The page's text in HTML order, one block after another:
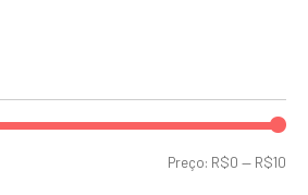
Preço: R$0 — R$10